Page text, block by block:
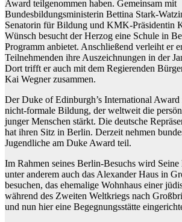
Award teilgenommen haben. Gemeinsam mit
Bundesbildungsministerin Bettina Stark-
Senatorin für Bildung und KMK-Präsidentin
Wünsch besucht der Herzog eine Schule in
Programm anbietet. Anschließend verleiht er
Teilnehmenden ihre Auszeichnungen in der
Dort trifft er auch mit dem Regierenden
Kai Wegner zusammen.
Der Duke of Edinburgh’s International
nicht-formale Bildung, der weltweit die
junger Menschen stärkt. Die deutsche
hat ihren Sitz in Berlin. Derzeit nehmen
Jugendliche am Duke Award teil.
Im Rahmen seines Berlin-Besuchs wird
unter anderem auch das Alexander Haus in
besuchen, das ehemalige Wohnhaus einer
während des Zweiten Weltkriegs nach
und nun hier eine Begegnungsstätte